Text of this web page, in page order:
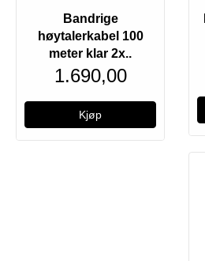
Bandrige
høytalerkabel 100
meter klar 2x..
1.690,00